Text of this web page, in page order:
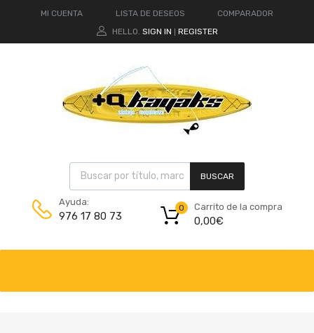
MI CUENTA LISTA DE DESEOS
COMPARADOR
HELLO. SIGN IN REGISTER
BUSCAR
Ayuda:
976 17 80 73
Carrito de la compra
0,00€
0